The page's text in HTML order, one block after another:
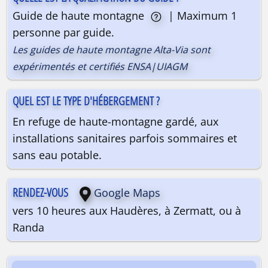
Guide de haute montagne
| Maximum 1
personne par guide.
Les guides de haute montagne Alta-Via sont
expérimentés et certifiés ENSA|UIAGM
QUEL EST LE TYPE D'HÉBERGEMENT ?
En refuge de haute-montagne gardé, aux
installations sanitaires parfois sommaires et
sans eau potable.
RENDEZ-VOUS
Google Maps
vers 10 heures aux Haudères, à Zermatt, ou à
Randa